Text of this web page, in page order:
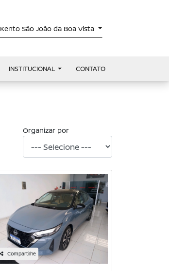
Kento São João da Boa Vista
INSTITUCIONAL CONTATO
Organizar por
Compartilhe